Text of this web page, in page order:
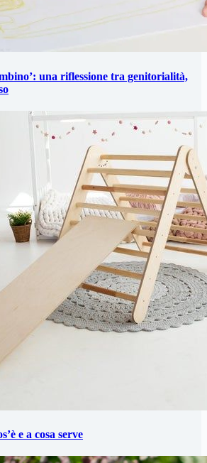
una riflessione tra genitorialità,
e a cosa serve